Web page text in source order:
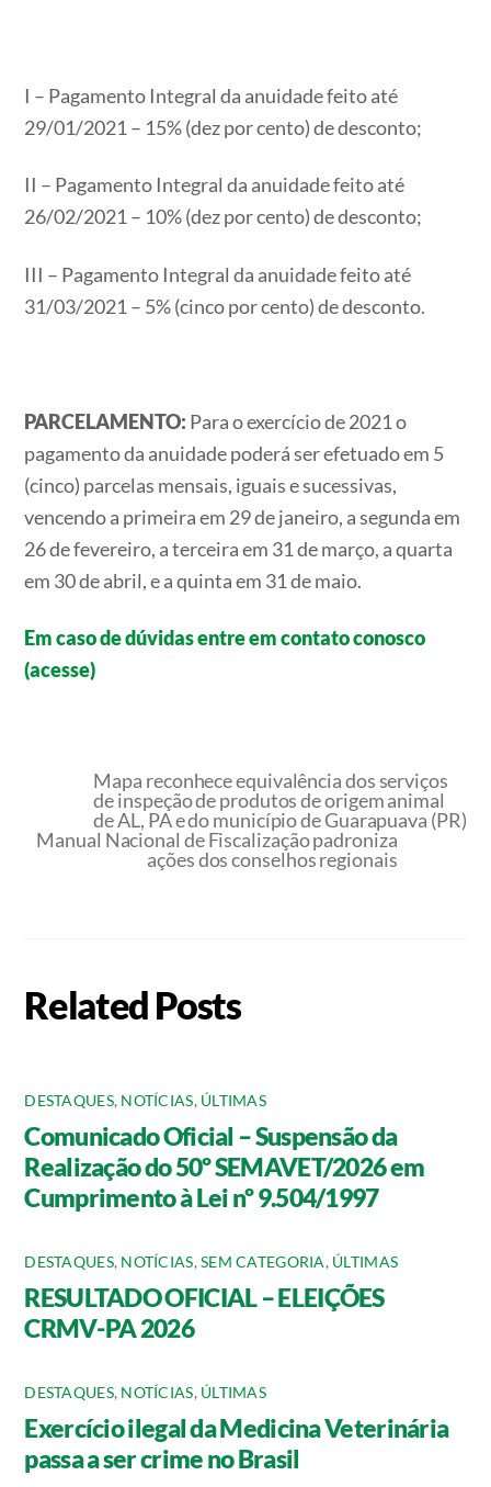
I – Pagamento Integral da anuidade feito até
29/01/2021 – 15% (dez por cento) de desconto;
II – Pagamento Integral da anuidade feito até
26/02/2021 – 10% (dez por cento) de desconto;
III – Pagamento Integral da anuidade feito até
31/03/2021 – 5% (cinco por cento) de desconto.
PARCELAMENTO: Para o exercício de 2021 o
pagamento da anuidade poderá ser efetuado em 5
(cinco) parcelas mensais, iguais e sucessivas,
vencendo a primeira em 29 de janeiro, a segunda em
26 de fevereiro, a terceira em 31 de março, a quarta
em 30 de abril, e a quinta em 31 de maio.
Em caso de dúvidas entre em contato conosco
(acesse)
Mapa reconhece equivalência dos serviços
de inspeção de produtos de origem animal
de AL, PA e do município de Guarapuava (PR)
Manual Nacional de Fiscalização padroniza
ações dos conselhos regionais
Related Posts
DESTAQUES, NOTÍCIAS, ÚLTIMAS
Comunicado Oficial – Suspensão da
Realização do 50º SEMAVET/2026 em
Cumprimento à Lei nº 9.504/1997
DESTAQUES, NOTÍCIAS,SEM CATEGORIA, ÚLTIMAS
RESULTADO OFICIAL – ELEIÇÕES
CRMV-PA 2026
DESTAQUES, NOTÍCIAS, ÚLTIMAS
Exercício ilegal da Medicina Veterinária
passa a ser crime no Brasil